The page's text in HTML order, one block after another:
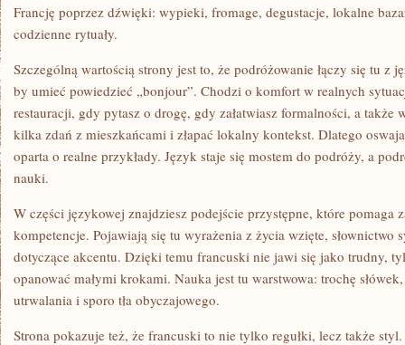
Francję poprzez dźwięki: wypieki, fromage, degustacje, lokalne
codzienne rytuały.
Szczególną wartością strony jest to, że podróżowanie łączy się tu z
by umieć powiedzieć „bonjour”. Chodzi o komfort w realnych
restauracji, gdy pytasz o drogę, gdy załatwiasz formalności, a także
kilka zdań z mieszkańcami i złapać lokalny kontekst. Dlatego
oparta o realne przykłady. Język staje się mostem do podróży, a
nauki.
W części językowej znajdziesz podejście przystępne, które pomaga
kompetencje. Pojawiają się tu wyrażenia z życia wzięte, słownictwo
dotyczące akcentu. Dzięki temu francuski nie jawi się jako trudny,
opanować małymi krokami. Nauka jest tu warstwowa: trochę
utrwalania i sporo tła obyczajowego.
Strona pokazuje też, że francuski to nie tylko regułki, lecz także